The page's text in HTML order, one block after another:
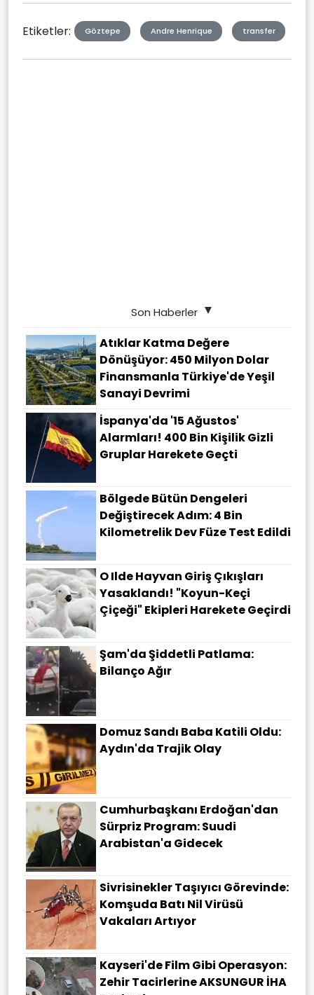
Etiketler: Göztepe Andre Henrique transfer
Son Haberler
Atıklar Katma Değere
Dönüşüyor: 450 Milyon Dolar
Finansmanla Türkiye'de Yeşil
Sanayi Devrimi
İspanya'da '15 Ağustos'
Alarmları! 400 Bin Kişilik Gizli
Gruplar Harekete Geçti
Bölgede Bütün Dengeleri
Değiştirecek Adım: 4 Bin
Kilometrelik Dev Füze Test Edildi
O Ilde Hayvan Giriş Çıkışları
Yasaklandı! "Koyun-Keçi
Çiçeği" Ekipleri Harekete Geçirdi
Şam'da Şiddetli Patlama:
Bilanço Ağır
Domuz Sandı Baba Katili Oldu:
Aydın'da Trajik Olay
Cumhurbaşkanı Erdoğan'dan
Sürpriz Program: Suudi
Arabistan'a Gidecek
Sivrisinekler Taşıyıcı Görevinde:
Komşuda Batı Nil Virüsü
Vakaları Artıyor
Kayseri'de Film Gibi Operasyon:
Zehir Tacirlerine AKSUNGUR İHA